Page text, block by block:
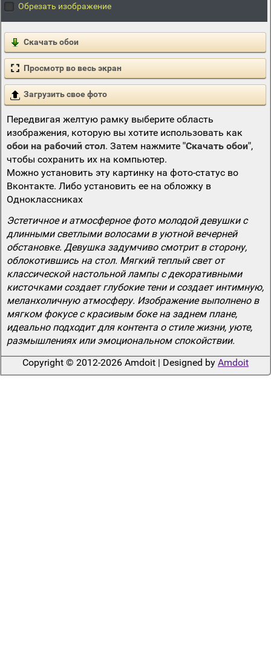
Обрезать изображение
Скачать обои
Просмотр во весь экран
Загрузить свое фото
Передвигая желтую рамку выберите область
изображения, которую вы хотите использовать как
обои на рабочий стол. Затем нажмите "Скачать обои",
чтобы сохранить их на компьютер.
Можно установить эту картинку на фото-статус во
Вконтакте. Либо установить ее на обложку в
Одноклассниках
Эстетичное и атмосферное фото молодой девушки с
длинными светлыми волосами в уютной вечерней
обстановке. Девушка задумчиво смотрит в сторону,
облокотившись на стол. Мягкий теплый свет от
классической настольной лампы с декоративными
кисточками создает глубокие тени и создает интимную,
меланхоличную атмосферу. Изображение выполнено в
мягком фокусе с красивым боке на заднем плане,
идеально подходит для контента о стиле жизни, уюте,
размышлениях или эмоциональном спокойствии.
Copyright © 2012-2026 Amdoit | Designed by Amdoit